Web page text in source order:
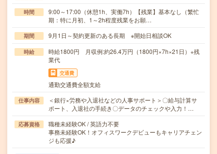
時間
9:00～17:00（休憩1h、実働7h）【残業】基本なし（繁忙
期：特に月初、1～2h程度残業をお願…
期間 9月1日～契約更新のある長期 ※開始日相談OK
時給
時給1800円 月収例:約26.4万円（1800円×7h×21日）+残
業代
交通費
通勤交通費全額支給
仕事内容
＜銀行×労務や入退社などの人事サポート＞〇給与計算サ
ポート、入退社の手続き〇データのチェックや入力！…
応募資格
職種未経験OK / 英語力不要
事務未経験OK！オフィスワークデビューもキャリアチェン
ジも応援♪